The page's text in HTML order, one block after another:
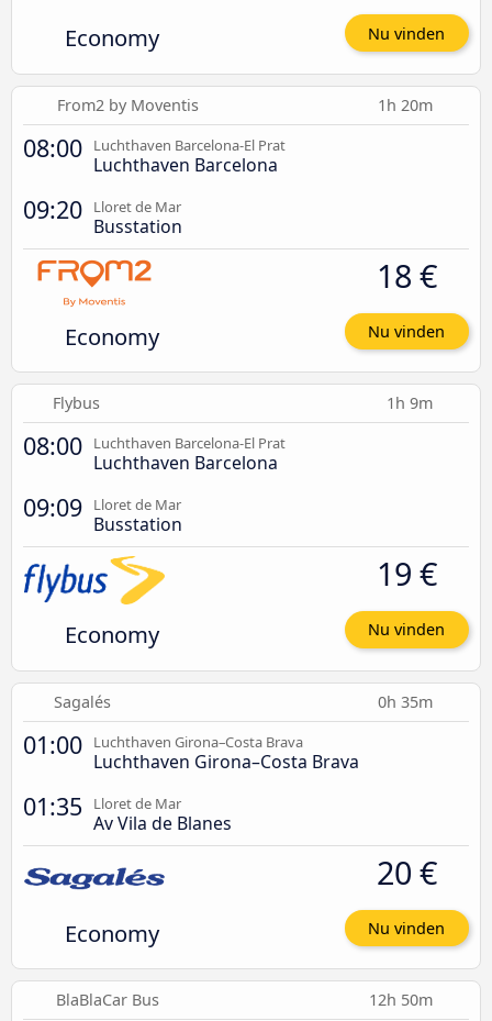
Economy Nu vinden
From2 by Moventis 1h 20m
08:00 Luchthaven Barcelona-El Prat
Luchthaven Barcelona
09:20 Lloret de Mar
Busstation
Economy
18 €
Nu vinden
Flybus 1h 9m
08:00 Luchthaven Barcelona-El Prat
Luchthaven Barcelona
09:09 Lloret de Mar
Busstation
Economy
19 €
Nu vinden
Sagalés 0h 35m
01:00 Luchthaven Girona–Costa Brava
Luchthaven Girona–Costa Brava
01:35 Lloret de Mar
Av Vila de Blanes
Economy
20 €
Nu vinden
BlaBlaCar Bus 12h 50m